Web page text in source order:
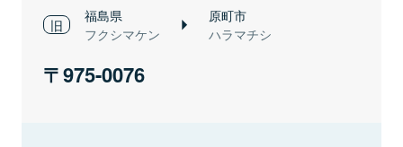
福島県
フクシマケン
原町市
ハラマチシ
975-0076